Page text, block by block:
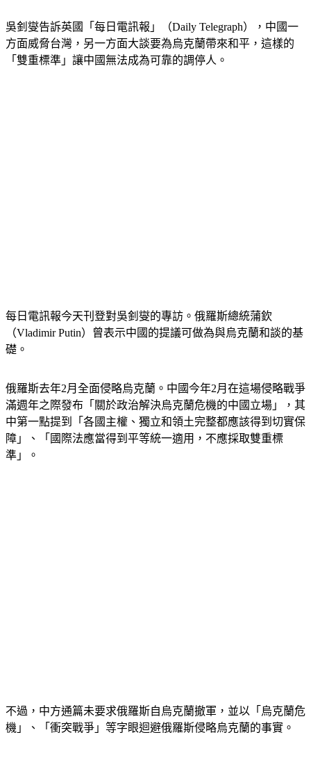
吳釗燮告訴英國「每日電訊報」（Daily Telegraph），中國一
方面威脅台灣，另一方面大談要為烏克蘭帶來和平，這樣的
「雙重標準」讓中國無法成為可靠的調停人。
每日電訊報今天刊登對吳釗燮的專訪。俄羅斯總統蒲欽
（Vladimir Putin）曾表示中國的提議可做為與烏克蘭和談的基
礎。
俄羅斯去年2月全面侵略烏克蘭。中國今年2月在這場侵略戰爭
滿週年之際發布「關於政治解決烏克蘭危機的中國立場」，其
中第一點提到「各國主權、獨立和領土完整都應該得到切實保
障」、「國際法應當得到平等統一適用，不應採取雙重標
準」。
不過，中方通篇未要求俄羅斯自烏克蘭撤軍，並以「烏克蘭危
機」、「衝突戰爭」等字眼迴避俄羅斯侵略烏克蘭的事實。